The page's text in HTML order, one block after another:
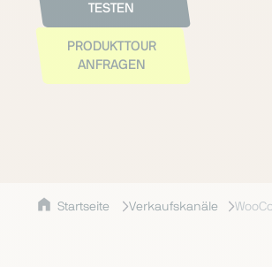
TESTEN
PRODUKTTOUR
ANFRAGEN
Startseite Verkaufskanäle